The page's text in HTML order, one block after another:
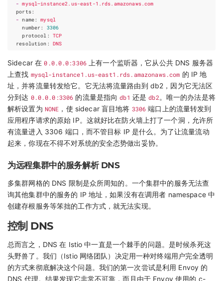
- mysql–instance2.us-east-1.rds.amazonaws.com
ports:
- name:
mysql
number :
3306
protocol :
TCP
resolution : DNS
Sidecar 在0.0.0.0:3306 上有一个监听器，它从公共 DNS 服务器
上查找 mysql-instance1.us-east1.rds.amazonaws.com 的 IP 地
址，并将流量转发给它。它无法将流量路由到 db2，因为它无法区
分到达 0.0.0.0:3306 的流量是指向db1 还是db2。唯一的办法是将
解析设置为 NONE ，使 sidecar 盲目地将 3306 端口上的流量转发到
应用程序请求的原始 IP。这就好比在防火墙上打了一个洞，允许所
有流量进入 3306 端口，而不管目标 IP 是什么。为了让流量流动
起来，你现在不得不对系统的安全态势做出妥协。
为远程集群中的服务解析 DNS
多集群网格的 DNS 限制是众所周知的。一个集群中的服务无法查
询其他集群中的服务的 IP 地址，如果没有在调用者 namespace 中
创建存根服务等笨拙的工作方式，就无法实现。
控制 DNS
总而言之，DNS 在 Istio 中一直是一个棘手的问题。是时候杀死这
头野兽了。我们（Istio 网络团队）决定用一种对终端用户完全透明
的方式来彻底解决这个问题。我们的第一次尝试是利用 Envoy 的
DNS 代理。结果发现它非常不可靠，而且由于 Envoy 使用的 c-